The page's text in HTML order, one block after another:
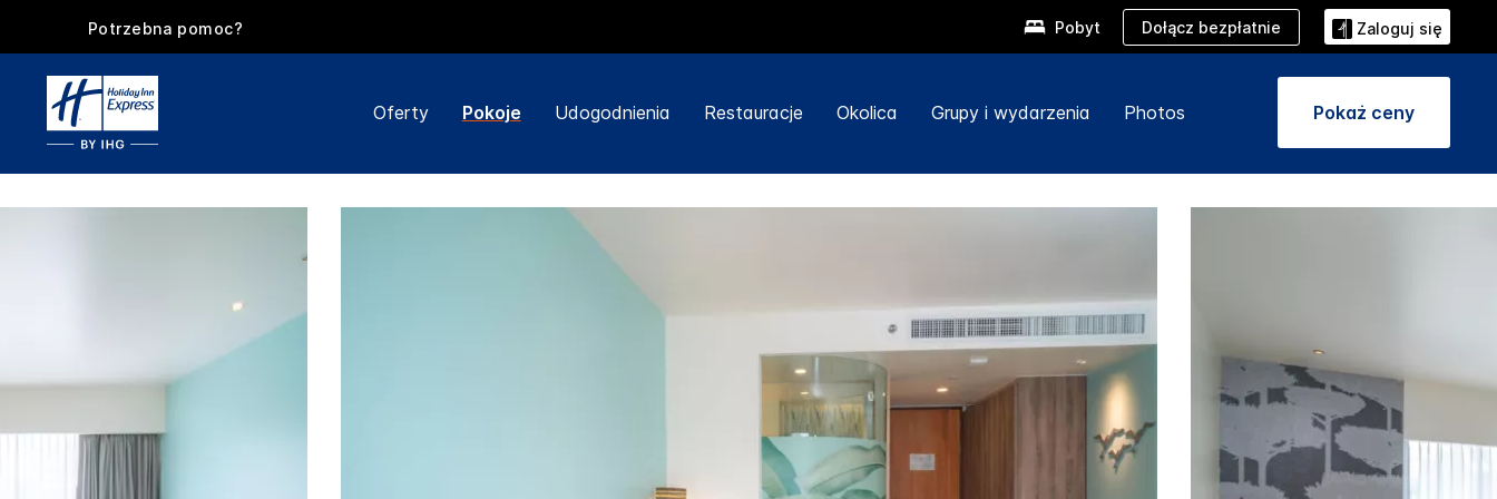
Potrzebna pomoc? Pobyt Dołącz bezpłatnie Zaloguj się
Oferty Pokoje Udogodnienia Restauracje Okolica Grupy i wydarzenia Photos Pokaż ceny